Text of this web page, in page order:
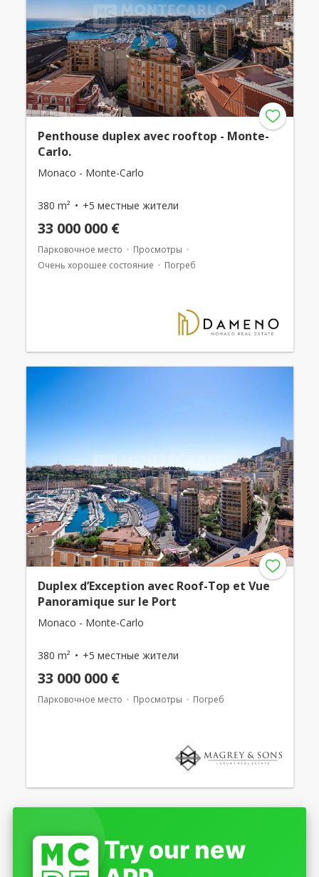
Penthouse duplex avec rooftop - Monte-
Carlo.
Monaco - Monte-Carlo
380 m² +5 местные жители
33 000 000 €
Парковочное место
Просмотры
Очень хорошее состояние
Погреб
Duplex d’Exception avec Roof-Top et Vue
Panoramique sur le Port
Monaco - Monte-Carlo
380 m² +5 местные жители
33 000 000 €
Парковочное место Просмотры Погреб
Try our new